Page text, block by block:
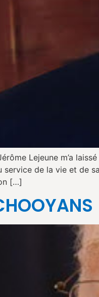
Lejeune m’a
service de la vie et de
[…]